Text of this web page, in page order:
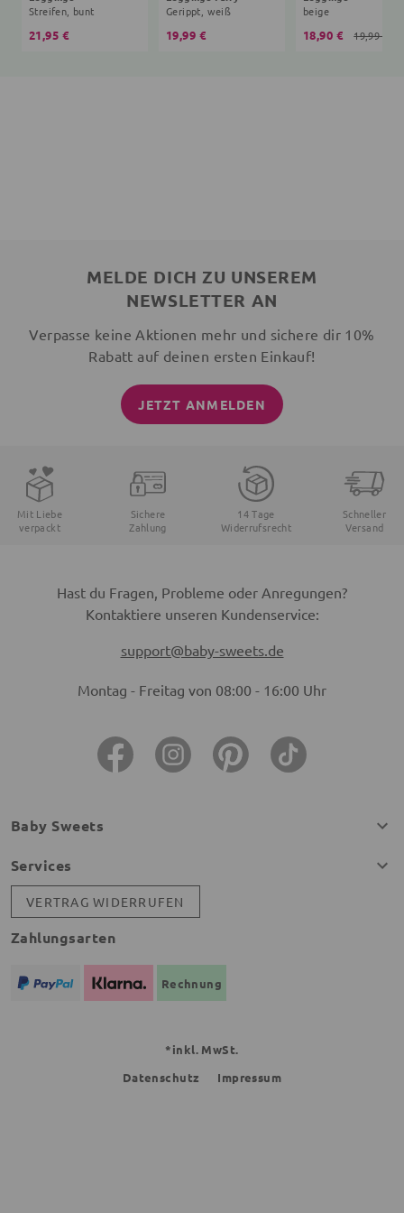
Streifen, bunt
21,95 €
Gerippt, weiß
19,99 €
beige
18,90 € 19,99 €
MELDE DICH ZU UNSEREM
NEWSLETTER AN
Verpasse keine Aktionen mehr und sichere dir 10%
Rabatt auf deinen ersten Einkauf!
JETZT ANMELDEN
Mit Liebe
verpackt
Sichere
Zahlung
14 Tage
Widerrufsrecht
Schneller
Versand
Hast du Fragen, Probleme oder Anregungen?
Kontaktiere unseren Kundenservice:
support@baby-sweets.de
Montag - Freitag von 08:00 - 16:00 Uhr
Baby Sweets
Services
VERTRAG WIDERRUFEN
Zahlungsarten
Rechnung
*inkl. MwSt.
Datenschutz
Impressum